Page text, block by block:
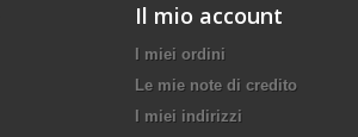
Il mio account
I miei ordini
Le mie note di credito
I miei indirizzi